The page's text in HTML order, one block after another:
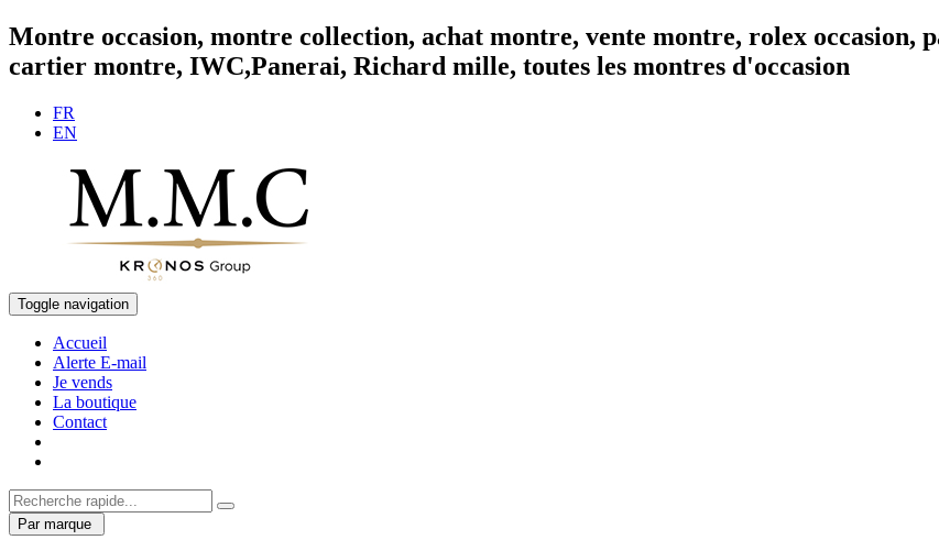
Montre occasion, montre collection, achat montre, vente montre, rolex occasion,
cartier montre, IWC,Panerai, Richard mille, toutes les montres d'occasion
FR
EN
Toggle navigation
Accueil
Alerte E-mail
Je vends
La boutique
Contact
Par marque